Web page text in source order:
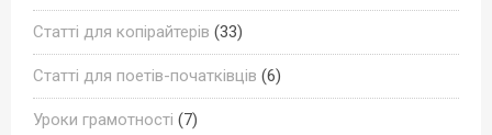
Статті для копірайтерів (33)
Статті для поетів-початківців (6)
Уроки грамотності (7)